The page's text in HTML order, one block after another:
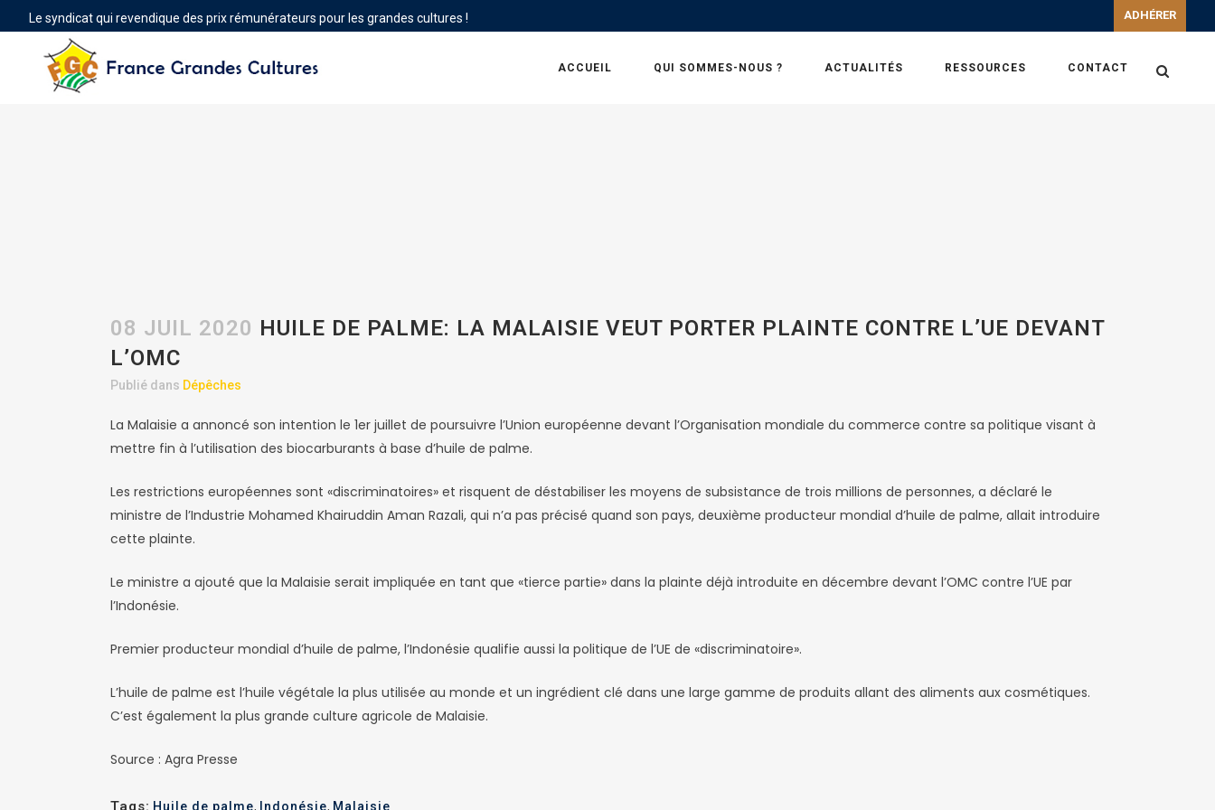
Le syndicat qui revendique des prix rémunérateurs pour les grandes cultures ! ADHÉRER
ACCUEIL QUI SOMMES-NOUS ? ACTUALITÉS RESSOURCES CONTACT
08 JUIL 2020 HUILE DE PALME: LA MALAISIE VEUT PORTER PLAINTE CONTRE L’UE DEVANT
L’OMC
Publié dans Dépêches
La Malaisie a annoncé son intention le 1er juillet de poursuivre l’Union européenne devant l’Organisation mondiale du commerce contre sa politique visant à
mettre fin à l’utilisation des biocarburants à base d’huile de palme.
Les restrictions européennes sont «discriminatoires» et risquent de déstabiliser les moyens de subsistance de trois millions de personnes, a déclaré le
ministre de l’Industrie Mohamed Khairuddin Aman Razali, qui n’a pas précisé quand son pays, deuxième producteur mondial d’huile de palme, allait introduire
cette plainte.
Le ministre a ajouté que la Malaisie serait impliquée en tant que «tierce partie» dans la plainte déjà introduite en décembre devant l’OMC contre l’UE par
l’Indonésie.
Premier producteur mondial d’huile de palme, l’Indonésie qualifie aussi la politique de l’UE de «discriminatoire».
L’huile de palme est l’huile végétale la plus utilisée au monde et un ingrédient clé dans une large gamme de produits allant des aliments aux cosmétiques.
C’est également la plus grande culture agricole de Malaisie.
Source : Agra Presse
Tags: Huile de palme, Indonésie, Malaisie